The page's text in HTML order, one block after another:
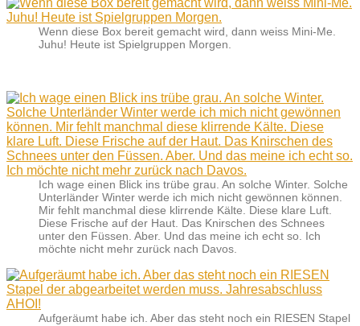
Wenn diese Box bereit gemacht wird, dann weiss Mini-Me.
Juhu! Heute ist Spielgruppen Morgen.
Ich wage einen Blick ins trübe grau. An solche Winter. Solche
Unterländer Winter werde ich mich nicht gewönnen können.
Mir fehlt manchmal diese klirrende Kälte. Diese klare Luft.
Diese Frische auf der Haut. Das Knirschen des Schnees
unter den Füssen. Aber. Und das meine ich echt so. Ich
möchte nicht mehr zurück nach Davos.
Aufgeräumt habe ich. Aber das steht noch ein RIESEN Stapel